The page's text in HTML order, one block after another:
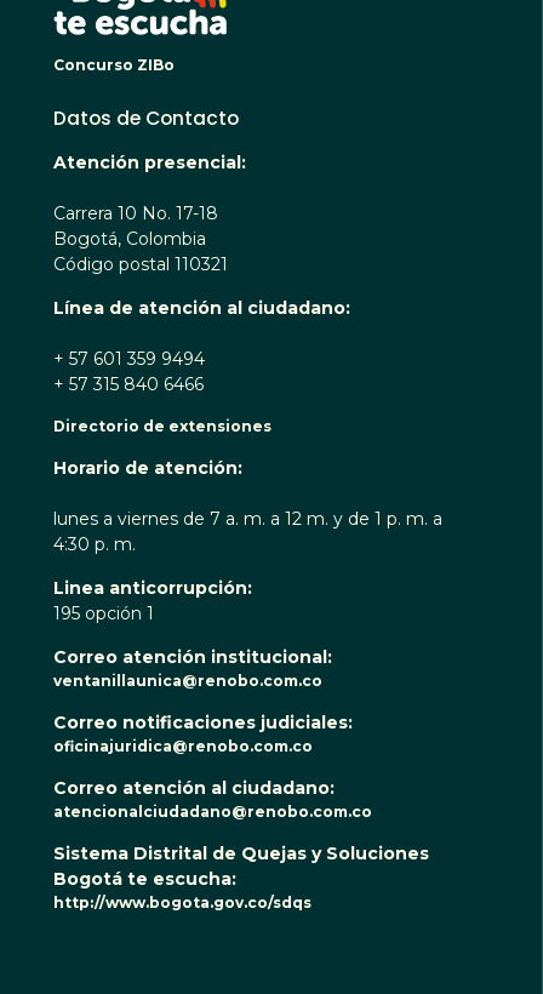
Concurso ZIBo
Datos de Contacto
Atención presencial:
Carrera 10 No. 17-18
Bogotá, Colombia
Código postal 110321
Línea de atención al ciudadano:
+ 57 601 359 9494
+ 57 315 840 6466
Directorio de extensiones
Horario de atención:
lunes a viernes de 7 a. m. a 12 m. y de 1 p. m. a
4:30 p. m.
Linea anticorrupción:
195 opción 1
Correo atención institucional:
ventanillaunica@renobo.com.co
Correo notificaciones judiciales:
oficinajuridica@renobo.com.co
Correo atención al ciudadano:
atencionalciudadano@renobo.com.co
Sistema Distrital de Quejas y Soluciones
Bogotá te escucha:
http://www.bogota.gov.co/sdqs